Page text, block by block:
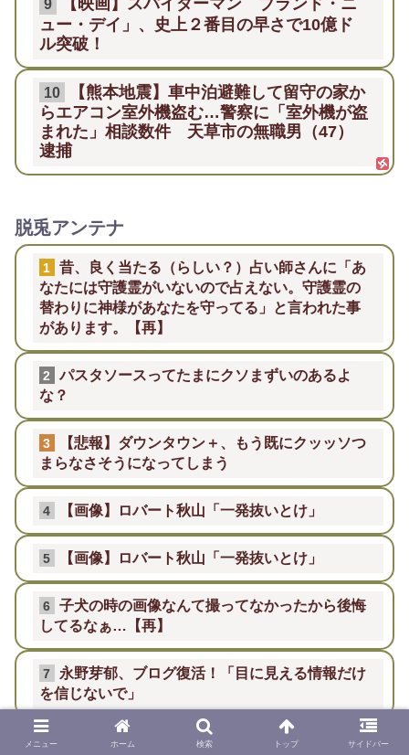
9
ュー・デイ」、史上２番目の早さで10億ド
ル突破！
10
【熊本地震】車中泊避難して留守の家か
らエアコン室外機盗む…警察に「室外機が盗
まれた」相談数件 天草市の無職男（47）
逮捕
脱兎アンテナ
1
昔、良く当たる（らしい？）占い師さんに「あ
なたには守護霊がいないので占えない。守護霊の
替わりに神様があなたを守ってる」と言われた事
があります。【再】
2
パスタソースってたまにクソまずいのあるよ
な？
3
【悲報】ダウンタウン＋、もう既にクッッソつ
まらなさそうになってしまう
4 【画像】ロバート秋山「一発抜いとけ」
5 【画像】ロバート秋山「一発抜いとけ」
6
子犬の時の画像なんて撮ってなかったから後悔
してるなぁ…【再】
7
永野芽郁、ブログ復活！「目に見える情報だけ
を信じないで」
8
【25時間耐久】みこさんみこさんみこさん「寝
メニュー ホーム 検索 トップ サイドバー